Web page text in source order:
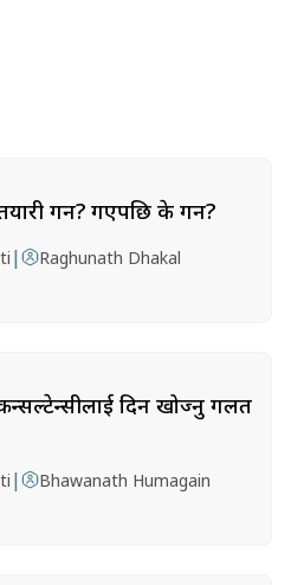
गर्ने? गएपछि के गर्ने?
| Raghunath Dhakal
कन्सल्टेन्सीलाई दिन खोज्नु गलत
| Bhawanath Humagain